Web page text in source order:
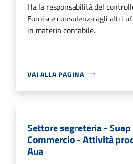
Ha la responsabilità del
Fornisce consulenza agli altri
in materia contabile.
VAI ALLA PAGINA
Settore segreteria - Suap
Commercio - Attività
Aua